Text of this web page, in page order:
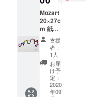
す。フ
レーム
などは
ご用意
くださ
い。 仕
上がり
次第発
送致し
ます。
Mozart
20×27c
m 紙に
アクリ
ル、イ
ンク
支援
者：
1人
お届
け予
定：
2020
年09